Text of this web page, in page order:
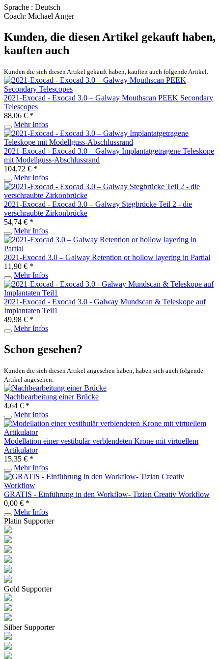
Sprache : Deutsch
Coach: Michael Anger
Kunden, die diesen Artikel gekauft haben,
kauften auch
Kunden die sich diesen Artikel gekauft haben, kauften auch folgende Artikel.
2021-Exocad - Exocad 3.0 – Galway Mouthscan PEEK Secondary
Telescopes
88,06 € *
Mehr Infos
2021-Exocad - Exocad 3.0 – Galway Implantatgetragene Teleskope
mit Modellguss-Abschlussrand
104,72 € *
Mehr Infos
2021-Exocad - Exocad 3.0 – Galway Stegbrücke Teil 2 - die
verschraubte Zirkonbrücke
54,74 € *
Mehr Infos
2021-Exocad 3.0 – Galway Retention or hollow layering in Partial
11,90 € *
Mehr Infos
2021-Exocad - Exocad 3.0 - Galway Mundscan & Teleskope auf
Implantaten Teil1
49,98 € *
Mehr Infos
Schon gesehen?
Kunden die sich diesen Artikel angesehen haben, haben sich auch folgende
Artikel angesehen.
Nachbearbeitung einer Brücke
4,64 € *
Mehr Infos
Modellation einer vestibulär verblendeten Krone mit virtuellem
Artikulator
15,35 € *
Mehr Infos
GRATIS - Einführung in den Workflow- Tizian Creativ Workflow
0,00 € *
Mehr Infos
Platin Supporter
Gold Supporter
Silber Supporter